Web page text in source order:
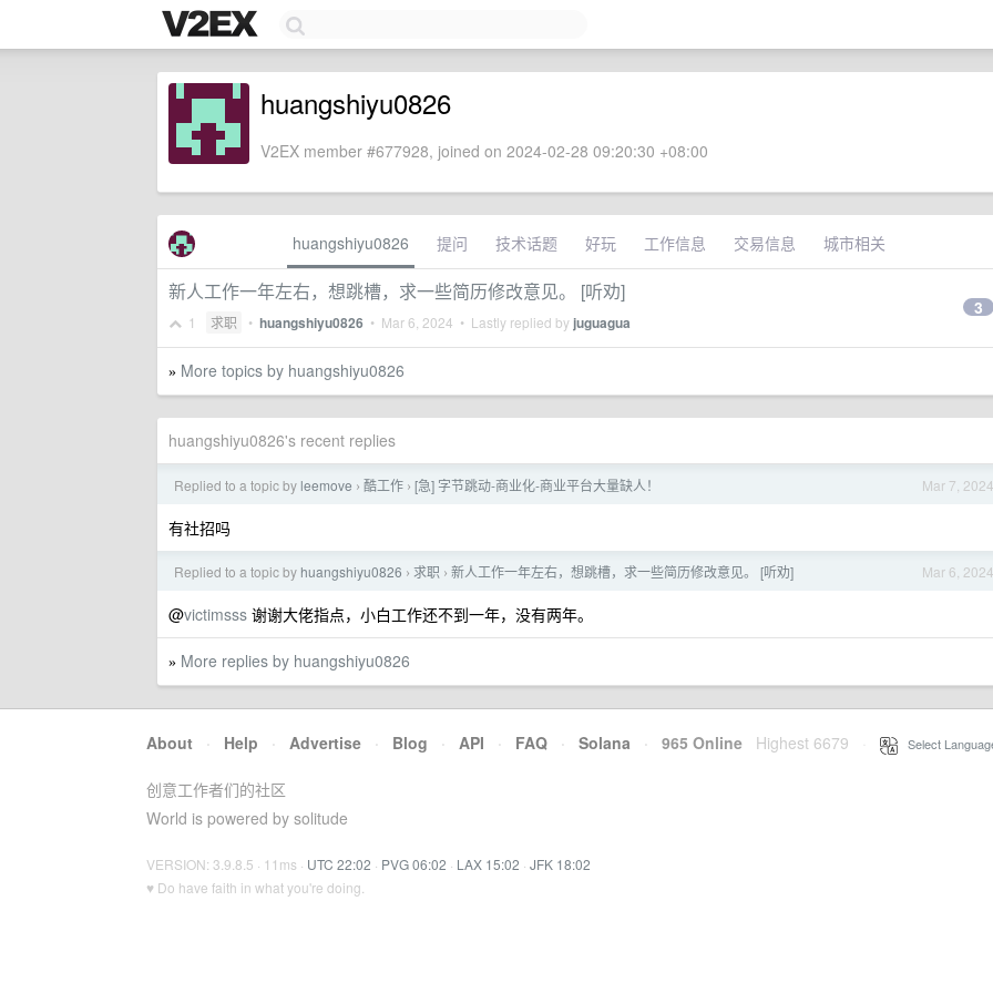
huangshiyu0826
V2EX member #677928, joined on 2024-02-28 09:20:30 +08:00
huangshiyu0826 提问 技术话题 好玩 工作信息 交易信息 城市相关
新人工作一年左右，想跳槽，求一些简历修改意见。 [听劝]
1 求职 • huangshiyu0826 • Mar 6, 2024 • Lastly replied by juguagua
3
» More topics by huangshiyu0826
huangshiyu0826's recent replies
Mar 7, 2024
Replied to a topic by leemove › 酷工作 › [急] 字节跳动-商业化-商业平台大量缺人！
有社招吗
Mar 6, 2024
Replied to a topic by huangshiyu0826 › 求职 › 新人工作一年左右，想跳槽，求一些简历修改意见。 [听劝]
@victimsss 谢谢大佬指点，小白工作还不到一年，没有两年。
» More replies by huangshiyu0826
About · Help · Advertise · Blog · API · FAQ · Solana · 965 Online Highest 6679 Select
创意工作者们的社区
World is powered by solitude
VERSION: 3.9.8.5 · 11ms · UTC 22:02 · PVG 06:02 · LAX 15:02 · JFK 18:02
♥ Do have faith in what you're doing.